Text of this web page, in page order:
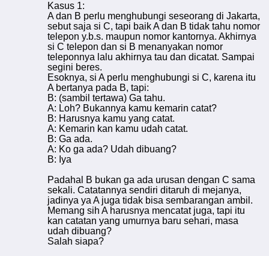
Kasus 1:
A dan B perlu menghubungi seseorang di Jakarta,
sebut saja si C, tapi baik A dan B tidak tahu nomor
telepon y.b.s. maupun nomor kantornya. Akhirnya
si C telepon dan si B menanyakan nomor
teleponnya lalu akhirnya tau dan dicatat. Sampai
segini beres.
Esoknya, si A perlu menghubungi si C, karena itu
A bertanya pada B, tapi:
B: (sambil tertawa) Ga tahu.
A: Loh? Bukannya kamu kemarin catat?
B: Harusnya kamu yang catat.
A: Kemarin kan kamu udah catat.
B: Ga ada.
A: Ko ga ada? Udah dibuang?
B: Iya
Padahal B bukan ga ada urusan dengan C sama
sekali. Catatannya sendiri ditaruh di mejanya,
jadinya ya A juga tidak bisa sembarangan ambil.
Memang sih A harusnya mencatat juga, tapi itu
kan catatan yang umurnya baru sehari, masa
udah dibuang?
Salah siapa?